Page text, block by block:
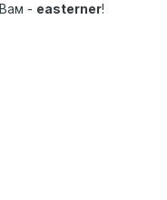
- easterner!